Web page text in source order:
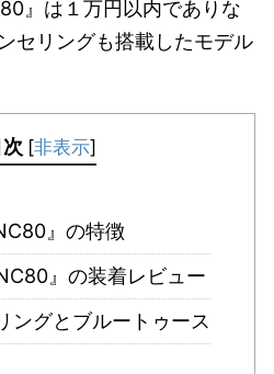
』は１万円以内でありな
セリングも搭載したモデル
[非表示]
』の特徴
』の装着レビュー
ングとブルートゥース